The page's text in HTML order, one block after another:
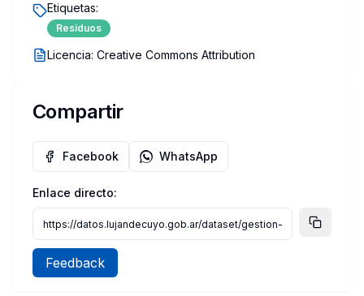
Etiquetas:
Residuos
Licencia: Creative Commons Attribution
Compartir
Facebook WhatsApp
Enlace directo:
Feedback